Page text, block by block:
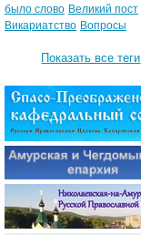
было слово Великий пост
Викариатство Вопросы
Показать все теги